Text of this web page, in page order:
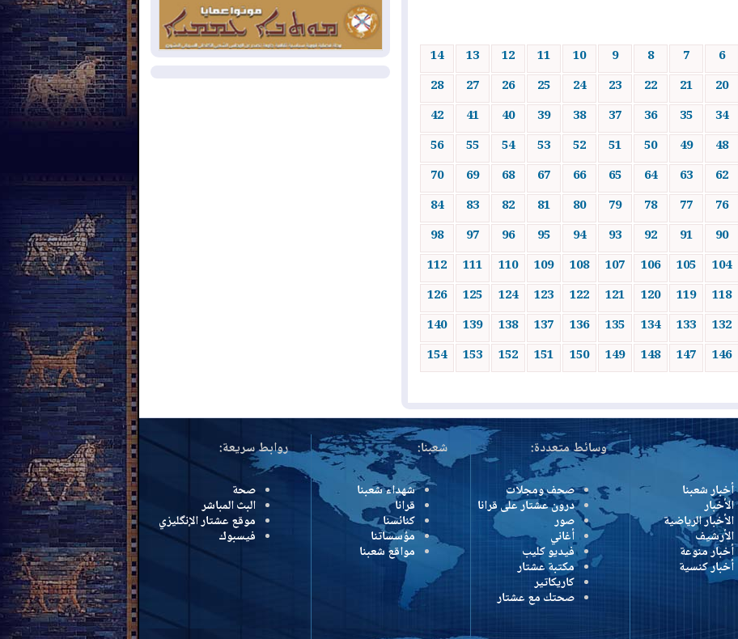
6
7
8
9
10
11
12
13
14
20
21
22
23
24
25
26
27
28
34
35
36
37
38
39
40
41
42
48
49
50
51
52
53
54
55
56
62
63
64
65
66
67
68
69
70
76
77
78
79
80
81
82
83
84
90
91
92
93
94
95
96
97
98
104
105
106
107
108
109
110
111
112
118
119
120
121
122
123
124
125
126
132
133
134
135
136
137
138
139
140
146
147
148
149
150
151
152
153
154
2026-08-02دمشق وعمّان تحذران بغداد:
أي هجوم من أراضي العراق سيواجه برد
أخبار شعبنا
الأخبار
الأخبار الرياضية
الأرشيف
أخبار منوعة
أخبار كنسية
وسائط متعددة:
صحف ومجلات
درون عشتار على قرانا
صور
أغاني
فيديو كليب
مكتبة عشتار
كاريكاتير
صحتك مع عشتار
شعبنا:
شهداء شعبنا
قرانا
كنائسنا
مؤسساتنا
مواقع شعبنا
روابط سريعة:
صحة
البث المباشر
موقع عشتار الإنگليزي
فيسبوك